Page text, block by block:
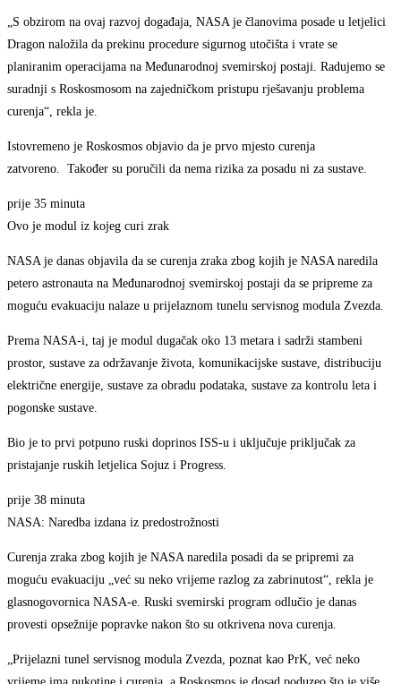
„S obzirom na ovaj razvoj događaja, NASA je članovima posade u letjelici
Dragon naložila da prekinu procedure sigurnog utočišta i vrate se
planiranim operacijama na Međunarodnoj svemirskoj postaji. Radujemo se
suradnji s Roskosmosom na zajedničkom pristupu rješavanju problema
curenja“, rekla je.
Istovremeno je Roskosmos objavio da je prvo mjesto curenja
zatvoreno. Također su poručili da nema rizika za posadu ni za sustave.
prije 35 minuta
Ovo je modul iz kojeg curi zrak
NASA je danas objavila da se curenja zraka zbog kojih je NASA naredila
petero astronauta na Međunarodnoj svemirskoj postaji da se pripreme za
moguću evakuaciju nalaze u prijelaznom tunelu servisnog modula Zvezda.
Prema NASA-i, taj je modul dugačak oko 13 metara i sadrži stambeni
prostor, sustave za održavanje života, komunikacijske sustave, distribuciju
električne energije, sustave za obradu podataka, sustave za kontrolu leta i
pogonske sustave.
Bio je to prvi potpuno ruski doprinos ISS-u i uključuje priključak za
pristajanje ruskih letjelica Sojuz i Progress.
prije 38 minuta
NASA: Naredba izdana iz predostrožnosti
Curenja zraka zbog kojih je NASA naredila posadi da se pripremi za
moguću evakuaciju „već su neko vrijeme razlog za zabrinutost“, rekla je
glasnogovornica NASA-e. Ruski svemirski program odlučio je danas
provesti opsežnije popravke nakon što su otkrivena nova curenja.
„Prijelazni tunel servisnog modula Zvezda, poznat kao PrK, već neko